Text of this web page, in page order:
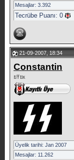
Mesajlar: 3.392
Tecrübe Puanı: 0
21-09-2007, 18:34
Constantin
ยŦยк
Üyelik tarihi: Jan 2007
Mesajlar: 11.262